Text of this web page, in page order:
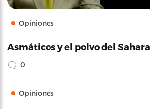
Opiniones
Asmáticos y el polvo del Sahara
0
Opiniones